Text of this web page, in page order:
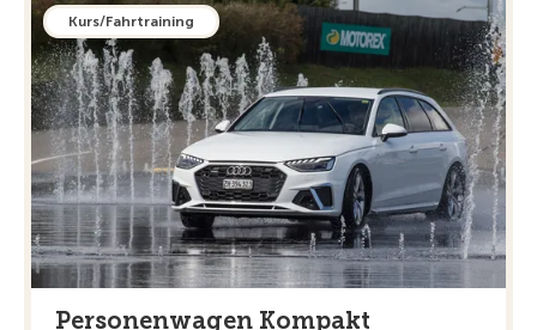
Kurs/Fahrtraining
Personenwagen Kompakt